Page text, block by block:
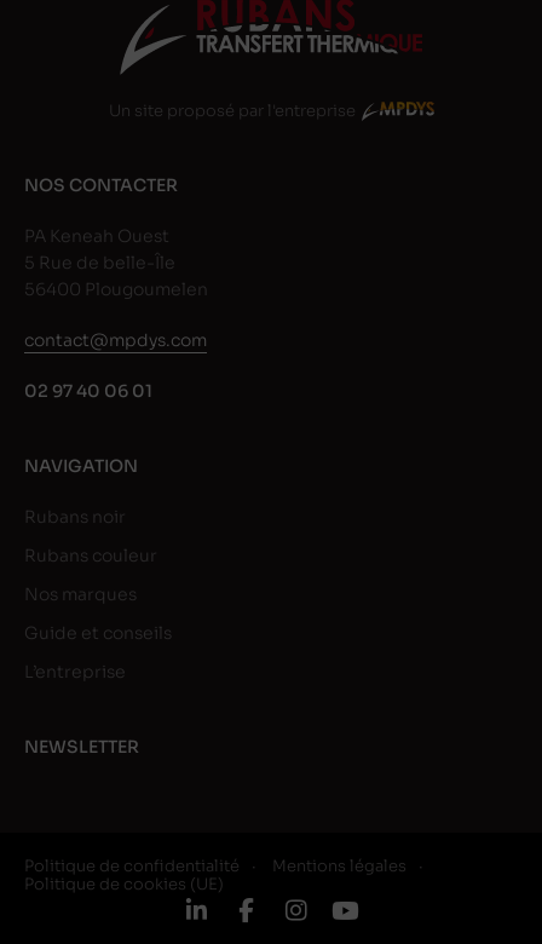
Un site proposé par l'entreprise
NOS CONTACTER
PA Keneah Ouest
5 Rue de belle-Île
56400 Plougoumelen
contact@mpdys.com
02 97 40 06 01
NAVIGATION
Rubans noir
Rubans couleur
Nos marques
Guide et conseils
L’entreprise
NEWSLETTER
Politique de confidentialité
Mentions légales
Politique de cookies (UE)